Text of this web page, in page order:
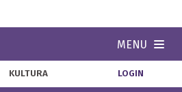
MENU
KULTURA LOGIN